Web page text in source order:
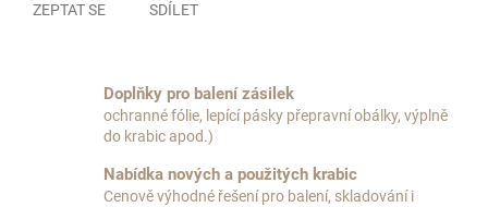
ZEPTAT SE SDÍLET
Doplňky pro balení zásilek
ochranné fólie, lepící pásky přepravní obálky, výplně
do krabic apod.)
Nabídka nových a použitých krabic
Cenově výhodné řešení pro balení, skladování i